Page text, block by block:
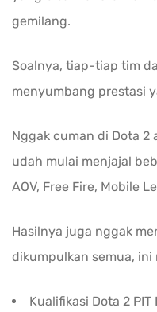
gemilang.
Soalnya, tiap-tiap tim
menyumbang prestasi
Nggak cuman di Dota 2
udah mulai menjajal
AOV, Free Fire, Mobile
Hasilnya juga nggak
dikumpulkan semua,
Kualifikasi Dota 2